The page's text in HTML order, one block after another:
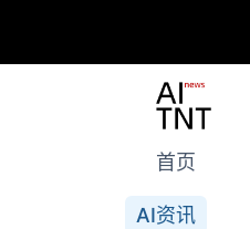
首页
AI资讯